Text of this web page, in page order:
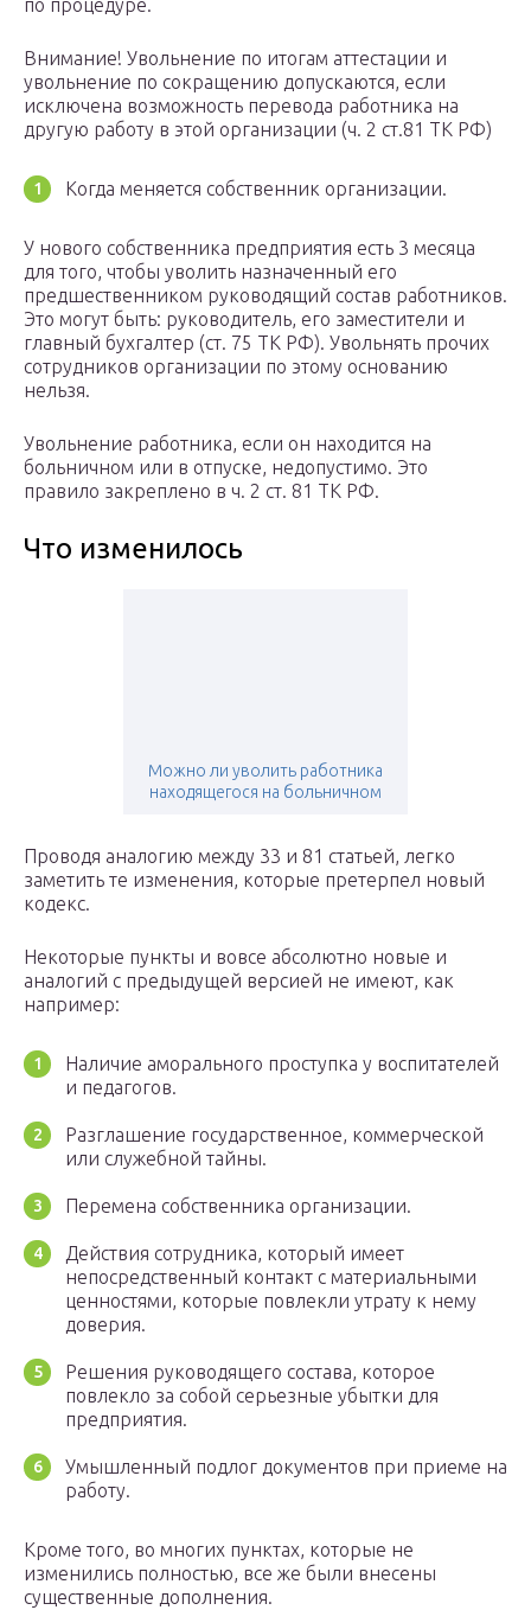
по процедуре.
Внимание! Увольнение по итогам аттестации и
увольнение по сокращению допускаются, если
исключена возможность перевода работника на
другую работу в этой организации (ч. 2 ст.81 ТК РФ)
Когда меняется собственник организации.
У нового собственника предприятия есть 3 месяца
для того, чтобы уволить назначенный его
предшественником руководящий состав работников.
Это могут быть: руководитель, его заместители и
главный бухгалтер (ст. 75 ТК РФ). Увольнять прочих
сотрудников организации по этому основанию
нельзя.
Увольнение работника, если он находится на
больничном или в отпуске, недопустимо. Это
правило закреплено в ч. 2 ст. 81 ТК РФ.
Что изменилось
Можно ли уволить работника
находящегося на больничном
Проводя аналогию между 33 и 81 статьей, легко
заметить те изменения, которые претерпел новый
кодекс.
Некоторые пункты и вовсе абсолютно новые и
аналогий с предыдущей версией не имеют, как
например:
Наличие аморального проступка у воспитателей
и педагогов.
Разглашение государственное, коммерческой
или служебной тайны.
Перемена собственника организации.
Действия сотрудника, который имеет
непосредственный контакт с материальными
ценностями, которые повлекли утрату к нему
доверия.
Решения руководящего состава, которое
повлекло за собой серьезные убытки для
предприятия.
Умышленный подлог документов при приеме на
работу.
Кроме того, во многих пунктах, которые не
изменились полностью, все же были внесены
существенные дополнения.